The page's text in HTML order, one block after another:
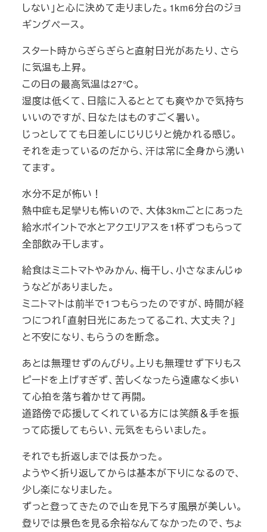
しない」と心に決めて走りました。1km6分台のジョ
ギングペース。
スタート時からぎらぎらと直射日光があたり、さら
に気温も上昇。
この日の最高気温は27℃。
湿度は低くて、日陰に入るととても爽やかで気持ち
いいのですが、日なたはものすごく暑い。
じっとしてても日差しにじりじりと焼かれる感じ。
それを走っているのだから、汗は常に全身から湧い
てます。
水分不足が怖い！
熱中症も足攣りも怖いので、大体3kmごとにあった
給水ポイントで水とアクエリアスを1杯ずつもらって
全部飲み干します。
給食はミニトマトやみかん、梅干し、小さなまんじゅ
うなどがありました。
ミニトマトは前半で1つもらったのですが、時間が経
つにつれ「直射日光にあたってるこれ、大丈夫？」
と不安になり、もらうのを断念。
あとは無理せずのんびり。上りも無理せず下りもス
ピードを上げすぎず、苦しくなったら遠慮なく歩い
て心拍を落ち着かせて再開。
道路傍で応援してくれている方には笑顔＆手を振
って応援してもらい、元気をもらいました。
それでも折返しまでは長かった。
ようやく折り返してからは基本が下りになるので、
少し楽になりました。
ずっと登ってきたので山を見下ろす風景が美しい。
登りでは景色を見る余裕なんてなかったので、ちょ